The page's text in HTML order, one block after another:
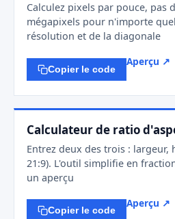
Calculez pixels par pouce, pas
mégapixels pour n'importe
résolution et de la diagonale
Copier le code
Aperçu ↗
Calculateur de ratio
Entrez deux des trois : largeur,
21:9). L'outil simplifie en
un aperçu
Copier le code
Aperçu ↗